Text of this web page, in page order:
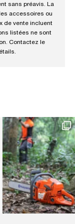
sans préavis. La
accessoires ou
de vente incluent
listées ne sont
Contactez le